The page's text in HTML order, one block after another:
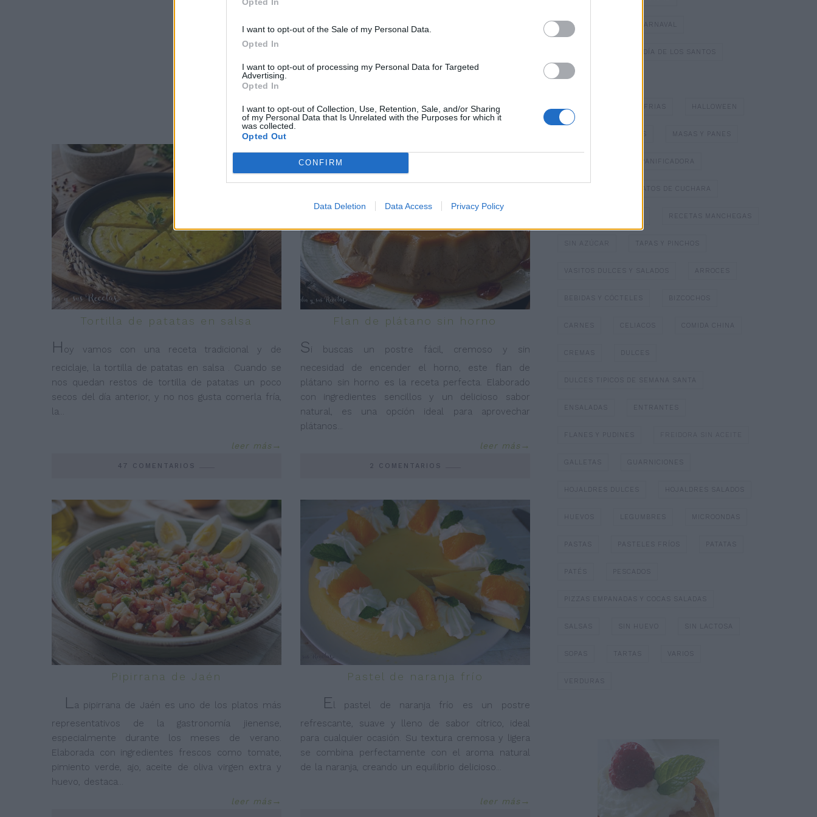
I want to opt-out of the Sale of my Personal Data.
Opted In
I want to opt-out of processing my Personal Data for Targeted
Advertising.
Opted In
I want to opt-out of Collection, Use, Retention, Sale, and/or Sharing
of my Personal Data that Is Unrelated with the Purposes for which it
was collected.
Opted Out
CONFIRM
Data Deletion Data Access Privacy Policy
Tortilla de patatas en salsa
H oy vamos con una receta tradicional y de
reciclaje, la tortilla de patatas en salsa . Cuando se
nos quedan restos de tortilla de patatas un poco
secos del día anterior, y no nos gusta comerla fría,
la...
leer más
47 COMENTARIOS
Flan de plátano sin horno
Si buscas un postre fácil, cremoso y sin
necesidad de encender el horno, este flan de
plátano sin horno es la receta perfecta. Elaborado
con ingredientes sencillos y un delicioso sabor
natural, es una opción ideal para aprovechar
plátanos
leer más
2 COMENTARIOS
Pipirrana de Jaén
La pipirrana de Jaén es uno de los platos más
representativos de la gastronomía jienense,
especialmente durante los meses de verano.
Elaborada con ingredientes frescos como tomate,
pimiento verde, ajo, aceite de oliva virgen extra y
huevo, destaca...
leer más
Pastel de naranja frío
El pastel de naranja frío es un postre
refrescante, suave y lleno de sabor cítrico, ideal
para cualquier ocasión. Su textura cremosa y ligera
se combina perfectamente con el aroma natural
de la naranja, creando un equilibrio delicioso
leer más
DULCES TÍPICOS DE CARNAVAL
DULCES TÍPICOS DEL DÍA DE LOS SANTOS
ESPECIAL NAVIDAD
GAZPACHOS Y SOPAS FRIAS HALLOWEEN
MASAS Y PANES
PANIFICADORA
PLATOS DE CUCHARA
RECETAS MANCHEGAS
SIN AZÚCAR TAPAS Y PINCHOS
VASITOS DULCES Y SALADOS ARROCES
BEBIDAS Y CÓCTELES BIZCOCHOS
CARNES CELIACOS COMIDA CHINA
CREMAS
DULCES TIPICOS DE SEMANA SANTA
ENSALADAS ENTRANTES
FLANES Y PUDINES FREIDORA SIN ACEITE
GALLETAS GUARNICIONES
HOJALDRES DULCES HOJALDRES SALADOS
HUEVOS LEGUMBRES MICROONDAS
PASTAS PASTELES FRÍOS PATATAS
PATÉS PESCADOS
PIZZAS EMPANADAS Y COCAS SALADAS
SALSAS SIN HUEVO SIN LACTOSA
SOPAS TARTAS VARIOS
VERDURAS